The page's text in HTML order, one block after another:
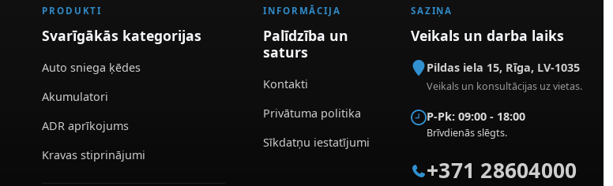
PRODUKTI
Svarīgākās kategorijas
Auto sniega ķēdes
Akumulatori
ADR aprīkojums
Kravas stiprinājumi
INFORMĀCIJA
Palīdzība un
saturs
Kontakti
Privātuma politika
Sīkdatņu iestatījumi
SAZIŅA
Veikals un darba laiks
Pildas iela 15, Rīga, LV-1035
Veikals un konsultācijas uz vietas.
P-Pk: 09:00 - 18:00
Brīvdienās slēgts.
+371 28604000